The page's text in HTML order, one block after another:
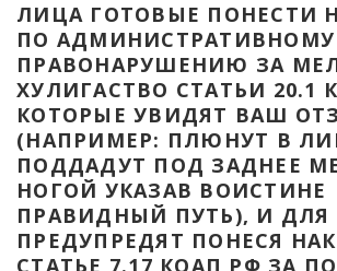
ЛИЦА ГОТОВЫЕ ПОНЕСТИ
ПО АДМИНИСТРАТИВНОМУ
ПРАВОНАРУШЕНИЮ ЗА
ХУЛИГАСТВО СТАТЬИ 20.1
КОТОРЫЕ УВИДЯТ ВАШ
(НАПРИМЕР: ПЛЮНУТ В
ПОДДАДУТ ПОД ЗАДНЕЕ
НОГОЙ УКАЗАВ ВОИСТИНЕ
ПРАВИДНЫЙ ПУТЬ), И ДЛЯ
ПРЕДУПРЕДЯТ ПОНЕСЯ
СТАТЬЕ 7.17 КОАП РФ ЗА